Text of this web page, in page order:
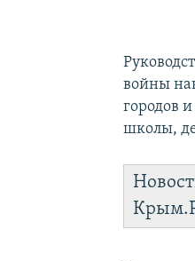
войны
городов
школы,